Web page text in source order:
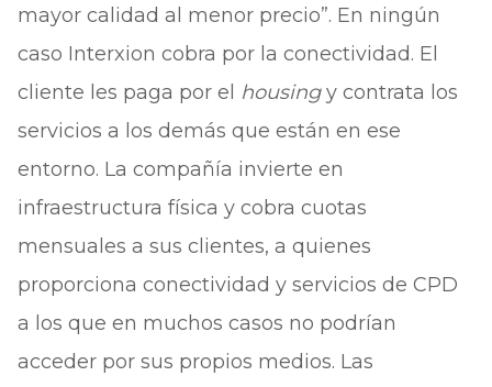
mayor calidad al menor precio”. En ningún
caso Interxion cobra por la conectividad. El
cliente les paga por el housingy contrata los
servicios a los demás que están en ese
entorno. La compañía invierte en
infraestructura física y cobra cuotas
mensuales a sus clientes, a quienes
proporciona conectividad y servicios de CPD
a los que en muchos casos no podrían
acceder por sus propios medios. Las